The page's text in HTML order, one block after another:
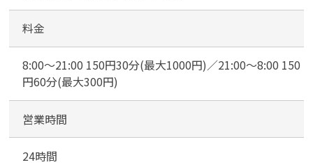
カンタン無料
車
料金
8:00～21:00 150円30分(最大1000円)／21:00～8:00 150
円60分(最大300円)
営業時間
24時間